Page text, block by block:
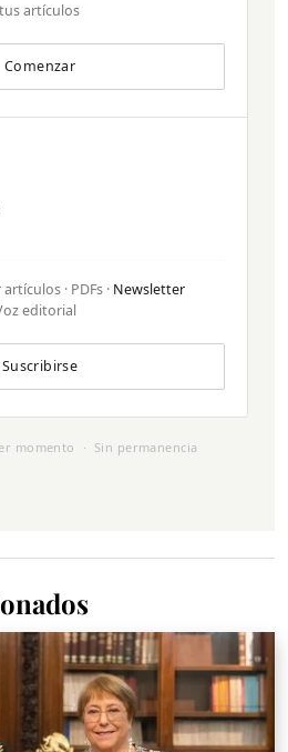
tus artículos
Comenzar
· PDFs · Newsletter
editorial
Suscribirse
momento · Sin permanencia